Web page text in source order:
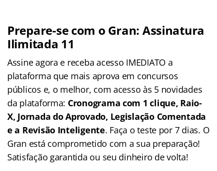
Prepare-se com o Gran: Assinatura
Ilimitada 11
Assine agora e receba acesso IMEDIATO a
plataforma que mais aprova em concursos
públicos e, o melhor, com acesso às 5 novidades
da plataforma: Cronograma com 1 clique, Raio-
X, Jornada do Aprovado, Legislação Comentada
e a Revisão Inteligente. Faça o teste por 7 dias. O
Gran está comprometido com a sua preparação!
Satisfação garantida ou seu dinheiro de volta!